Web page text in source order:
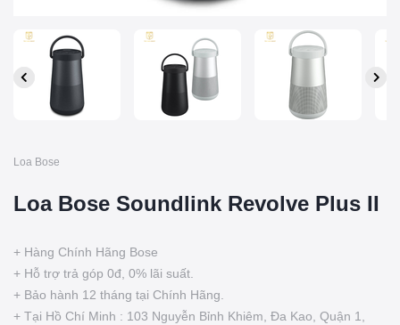
Loa Bose
Loa Bose Soundlink Revolve Plus II
+ Hàng Chính Hãng Bose
+ Hỗ trợ trả góp 0đ, 0% lãi suất.
+ Bảo hành 12 tháng tại Chính Hãng.
+ Tại Hồ Chí Minh : 103 Nguyễn Bỉnh Khiêm, Đa Kao, Quận 1,